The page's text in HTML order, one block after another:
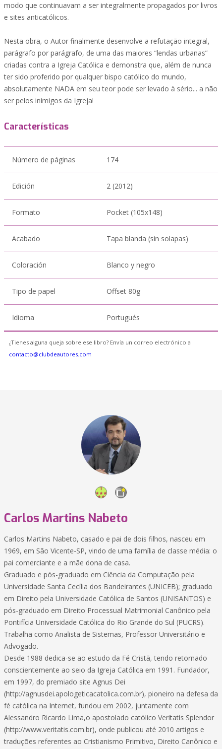
modo que continuavam a ser integralmente propagados por livros
e sites anticatólicos.
Nesta obra, o Autor finalmente desenvolve a refutação integral,
parágrafo por parágrafo, de uma das maiores “lendas urbanas”
criadas contra a Igreja Católica e demonstra que, além de nunca
ter sido proferido por qualquer bispo católico do mundo,
absolutamente NADA em seu teor pode ser levado à sério... a não
ser pelos inimigos da Igreja!
Características
Número de páginas 174
Edición 2 (2012)
Formato Pocket (105x148)
Acabado Tapa blanda (sin solapas)
Coloración Blanco y negro
Tipo de papel Offset 80g
Idioma Portugués
¿Tienes alguna queja sobre ese libro? Envía un correo electrónico a
contacto@clubdeautores.com
Carlos Martins Nabeto
Carlos Martins Nabeto, casado e pai de dois filhos, nasceu em
1969, em São Vicente-SP, vindo de uma família de classe média: o
pai comerciante e a mãe dona de casa.
Graduado e pós-graduado em Ciência da Computação pela
Universidade Santa Cecília dos Bandeirantes (UNICEB); graduado
em Direito pela Universidade Católica de Santos (UNISANTOS) e
pós-graduado em Direito Processual Matrimonial Canônico pela
Pontifícia Universidade Católica do Rio Grande do Sul (PUCRS).
Trabalha como Analista de Sistemas, Professor Universitário e
Advogado.
Desde 1988 dedica-se ao estudo da Fé Cristã, tendo retornado
conscientemente ao seio da Igreja Católica em 1991. Fundador,
em 1997, do premiado site Agnus Dei
(http://agnusdei.apologeticacatolica.com.br), pioneiro na defesa da
fé católica na Internet, fundou em 2002, juntamente com
Alessandro Ricardo Lima,o apostolado católico Veritatis Splendor
(http://www.veritatis.com.br), onde publicou até 2010 artigos e
traduções referentes ao Cristianismo Primitivo, Direito Canônico e